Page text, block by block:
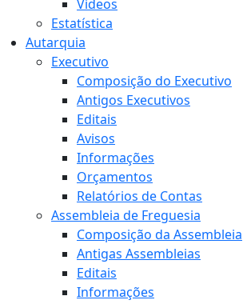
Vídeos
Estatística
Autarquia
Executivo
Composição do Executivo
Antigos Executivos
Editais
Avisos
Informações
Orçamentos
Relatórios de Contas
Assembleia de Freguesia
Composição da Assembleia
Antigas Assembleias
Editais
Informações